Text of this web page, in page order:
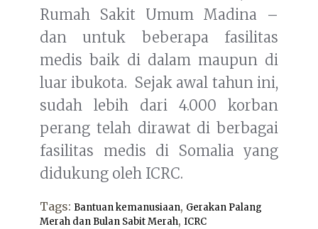
Rumah Sakit Umum Madina –
dan untuk beberapa fasilitas
medis baik di dalam maupun di
luar ibukota. Sejak awal tahun ini,
sudah lebih dari 4.000 korban
perang telah dirawat di berbagai
fasilitas medis di Somalia yang
didukung oleh ICRC.
Tags: Bantuan kemanusiaan, Gerakan Palang
Merah dan Bulan Sabit Merah, ICRC